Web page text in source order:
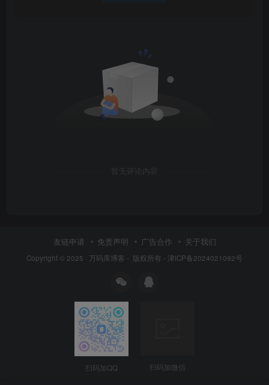
暂无评论内容
友链申请 免责声明 广告合作 关于我们
Copyright © 2025 · 万码库博客 - 版权所有 - 津ICP备2024021092号
扫码加QQ 扫码加微信